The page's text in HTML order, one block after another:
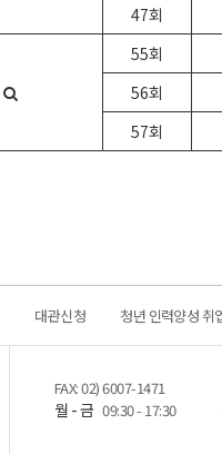
47회
55회
56회
57회
대관신청 청년 인력양성 취
FAX: 02) 6007-1471
월 - 금 09:30 - 17:30